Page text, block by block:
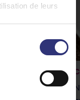
de leurs
Tilda